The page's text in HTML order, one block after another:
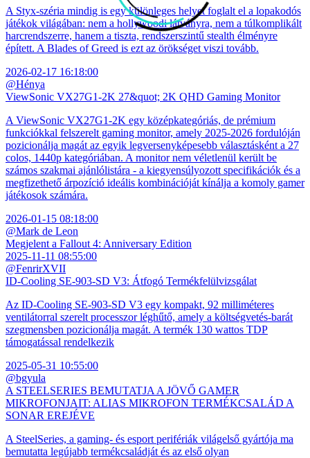
A Styx-széria mindig is egy különleges helyet foglalt el a lopakodós
játékok világában: nem a hollywoodi látványra, nem a túlkomplikált
harcrendszerre, hanem a tiszta, rendszerszintű stealth élményre
épített. A Blades of Greed is ezt az örökséget viszi tovább.
2026-02-17 16:18:00
@Hénya
ViewSonic VX27G1-2K 27&quot; 2K QHD Gaming Monitor
A ViewSonic VX27G1-2K egy középkategóriás, de prémium
funkciókkal felszerelt gaming monitor, amely 2025-2026 fordulóján
pozicionálja magát az egyik legversenyképesebb választásként a 27
colos, 1440p kategóriában. A monitor nem véletlenül került be
számos szakmai ajánlólistára - a kiegyensúlyozott specifikációk és a
megfizethető árpozíció ideális kombinációját kínálja a komoly gamer
játékosok számára.
2026-01-15 08:18:00
@Mark de Leon
Megjelent a Fallout 4: Anniversary Edition
2025-11-11 08:55:00
@FenrirXVII
ID-Cooling SE-903-SD V3: Átfogó Termékfelülvizsgálat
Az ID-Cooling SE-903-SD V3 egy kompakt, 92 milliméteres
ventilátorral szerelt processzor léghűtő, amely a költségvetés-barát
szegmensben pozicionálja magát. A termék 130 wattos TDP
támogatással rendelkezik
2025-05-31 10:55:00
@bgyula
A STEELSERIES BEMUTATJA A JÖVŐ GAMER
MIKROFONJAIT: ALIAS MIKROFON TERMÉKCSALÁD A
SONAR EREJÉVE
A SteelSeries, a gaming- és esport perifériák világelső gyártója ma
bemutatta legújabb termékcsaládját és az első olyan